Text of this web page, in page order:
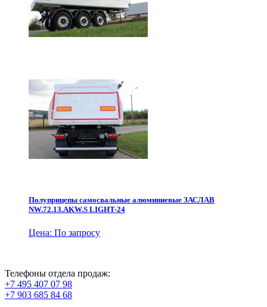
Полуприцепы самосвальные алюминиевые ЗАСЛАВ
NW.72.13.AKW.S LIGHT-24
Цена: По запросу
Телефоны отдела продаж:
+7 495 407 07 98
+7 903 685 84 68